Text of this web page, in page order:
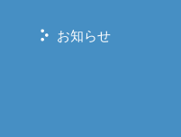
お知らせ